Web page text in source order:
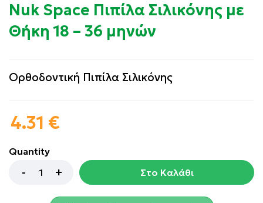
Nuk Space Πιπίλα Σιλικόνης με
Θήκη 18 – 36 μηνών
Ορθοδοντική Πιπίλα Σιλικόνης
4.31 €
Quantity
Στο Καλάθι